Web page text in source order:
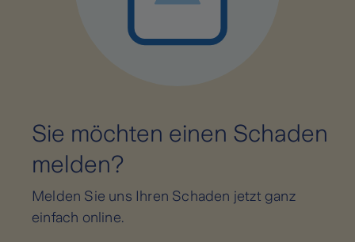
Sie möchten einen Schaden
melden?
Melden Sie uns Ihren Schaden jetzt ganz
einfach online.